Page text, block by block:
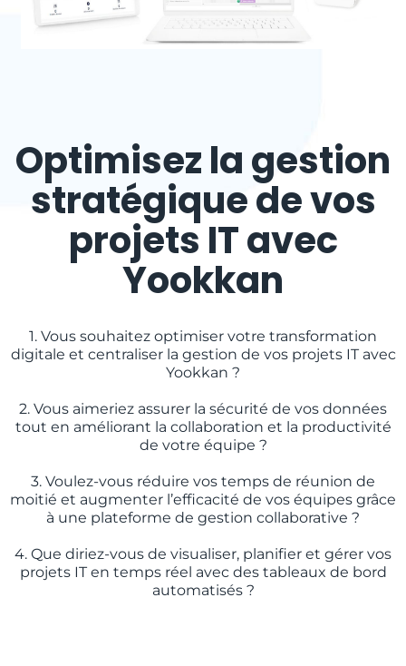
Optimisez la gestion
stratégique de vos
projets IT avec
Yookkan
1. Vous souhaitez optimiser votre transformation
digitale et centraliser la gestion de vos projets IT avec
Yookkan ?
2. Vous aimeriez assurer la sécurité de vos données
tout en améliorant la collaboration et la productivité
de votre équipe ?
3. Voulez-vous réduire vos temps de réunion de
moitié et augmenter l’efficacité de vos équipes grâce
à une plateforme de gestion collaborative ?
4. Que diriez-vous de visualiser, planifier et gérer vos
projets IT en temps réel avec des tableaux de bord
automatisés ?